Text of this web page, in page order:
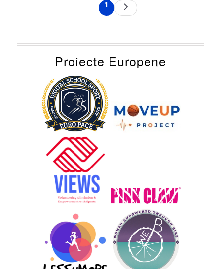
Current
page
1
Next
page
Proiecte Europene